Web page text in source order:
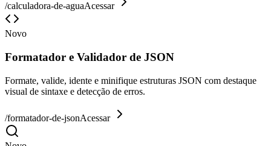
/calculadora-de-aguaAcessar
Novo
Formatador e Validador de JSON
Formate, valide, idente e minifique estruturas JSON com destaque
visual de sintaxe e detecção de erros.
/formatador-de-jsonAcessar